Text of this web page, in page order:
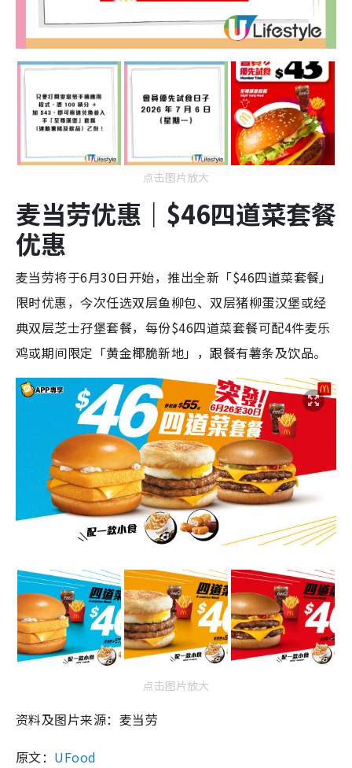
点击图片放大
麦当劳优惠｜$46四道菜套餐
优惠
麦当劳将于6月30日开始，推出全新「$46四道菜套餐」
限时优惠，今次任选双层鱼柳包、双层猪柳蛋汉堡或经
典双层芝士孖堡套餐，每份$46四道菜套餐可配4件麦乐
鸡或期间限定「黄金椰脆新地」，跟餐有薯条及饮品。
点击图片放大
资料及图片来源：麦当劳
原文： UFood